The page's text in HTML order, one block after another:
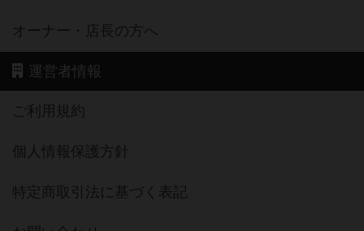
オーナー・店長の方へ
運営者情報
ご利用規約
個人情報保護方針
特定商取引法に基づく表記